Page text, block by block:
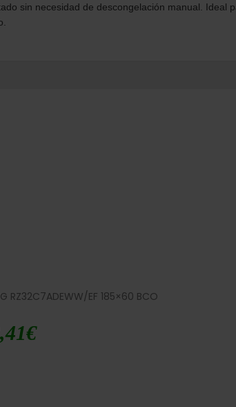
sin necesidad de descongelación manual. Ideal
RZ32C7ADEWW/EF 185×60 BCO
€